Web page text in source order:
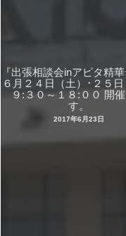
『出張相談会inアピタ精華
６月２４日（土）･２５日
９:３０～１８:００ 開
す。
2017年6月23日